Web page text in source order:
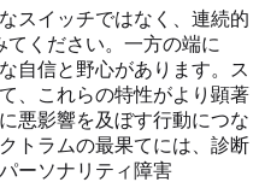
スイッチではなく、連続的
てください。一方の端に
自信と野心があります。ス
、これらの特性がより顕著
悪影響を及ぼす行動につな
トラムの最果てには、診断
ーソナリティ障害